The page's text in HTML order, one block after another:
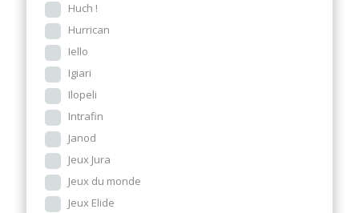
Huch !
Hurrican
Iello
Igiari
Ilopeli
Intrafin
Janod
Jeux Jura
Jeux du monde
Jeux Elide